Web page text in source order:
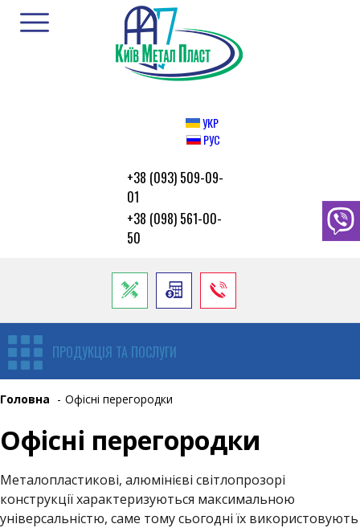
УКР
РУС
+38 (093) 509-09-
01
+38 (098) 561-00-
50
ПРОДУКЦІЯ ТА ПОСЛУГИ
Головна - Офісні перегородки
Офісні перегородки
Металопластикові, алюмінієві світлопрозорі
конструкції характеризуються максимальною
універсальністю, саме тому сьогодні їх використовують